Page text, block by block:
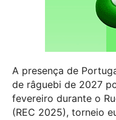
A presença de
de râguebi de 2027
fevereiro durante o
(REC 2025), torneio